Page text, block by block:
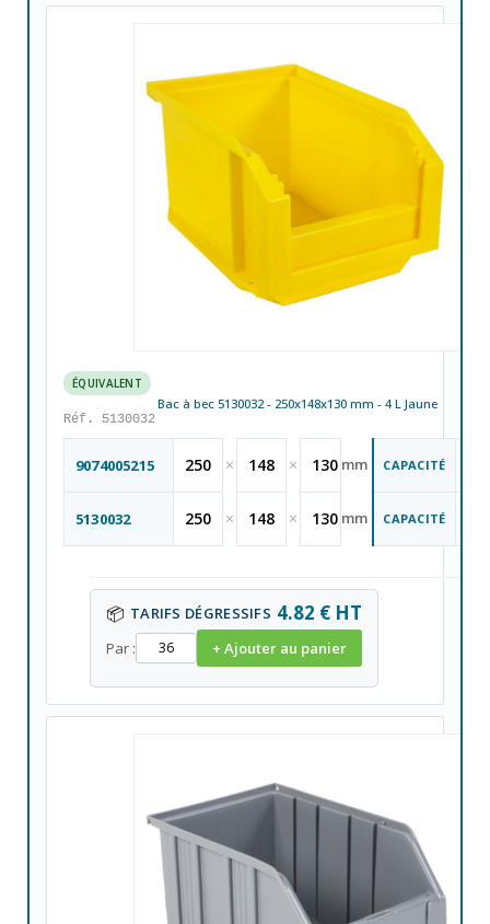
ÉQUIVALENT
Bac à bec 5130032 - 250x148x130 mm - 4 L Jaune
Réf. 5130032
9074005215 250 × 148 × 130 mm CAPACITÉ
5130032 250 × 148 × 130 mm CAPACITÉ
📦 TARIFS DÉGRESSIFS 4.82 € HT
Par : + Ajouter au panier